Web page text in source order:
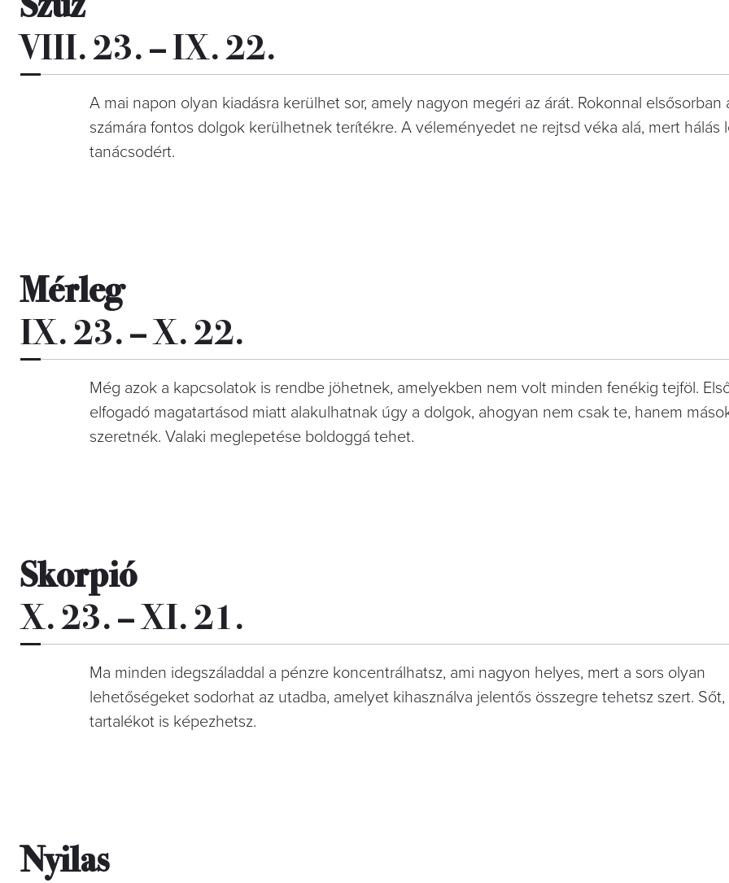
VIII. 23. – IX. 22.
A mai napon olyan kiadásra kerülhet sor, amely nagyon megéri az árát. Rokonnal elsősorban
számára fontos dolgok kerülhetnek terítékre. A véleményedet ne rejtsd véka alá, mert hálás
tanácsodért.
Mérleg
IX. 23. – X. 22.
Még azok a kapcsolatok is rendbe jöhetnek, amelyekben nem volt minden fenékig tejföl.
elfogadó magatartásod miatt alakulhatnak úgy a dolgok, ahogyan nem csak te, hanem
szeretnék. Valaki meglepetése boldoggá tehet.
Skorpió
X. 23. – XI. 21.
Ma minden idegszáladdal a pénzre koncentrálhatsz, ami nagyon helyes, mert a sors olyan
lehetőségeket sodorhat az utadba, amelyet kihasználva jelentős összegre tehetsz szert.
tartalékot is képezhetsz.
Nyilas